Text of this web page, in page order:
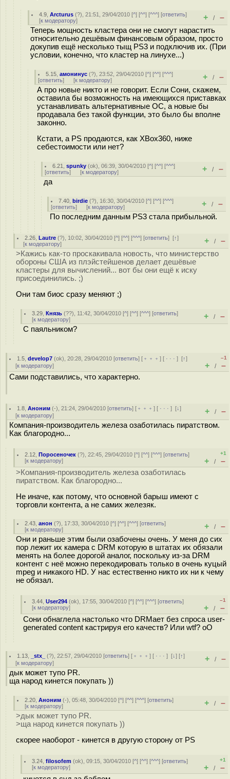
4.9 ,Arcturus (?), 21:51, 29/04/2010 [^] [^^] [^^^] [ответить]
[к модератору] + / –
Теперь мощность кластера они не смогут нарастить
относительно дешёвым финансовым образом, просто
докупив ещё несколько тыщ PS3 и подключив их. (При
условии, конечно, что кластер на линухе...)
5.15 ,амонинус (?), 23:52, 29/04/2010 [^] [^^] [^^^]
[ответить] [к модератору] + / –
А про новые никто и не говорит. Если Сони, скажем,
оставила бы возможность на имеющихся приставках
устанавливать альтернативные ОС, а новые бы
продавала без такой функции, это было бы вполне
законно.
Кстати, а PS продаются, как XBox360, ниже
себестоимости или нет?
6.21 ,spunky (ok), 06:39, 30/04/2010 [^] [^^] [^^^]
[ответить] [к модератору] + / –
да
7.40 ,birdie (?), 16:30, 30/04/2010 [^] [^^] [^^^]
[ответить] [к модератору] + / –
По последним данным PS3 стала прибыльной.
2.26 ,Lautre (?), 10:02, 30/04/2010 [^] [^^] [^^^] [ответить][↑]
[к модератору] + / –
>Кажись как-то проскакивала новость, что министерство
обороны США из плэйстейшенов делает дешёвые
кластеры для вычислений... вот бы они ещё к иску
присоединились. ;)
Они там биос сразу меняют ;)
3.29 ,Князь (??), 11:42, 30/04/2010 [^] [^^] [^^^] [ответить]
[к модератору] + / –
С паяльником?
1.5 ,develop7 (ok), 20:28, 29/04/2010 [ответить] [ ﹢﹢﹢] [ · · ·][↑]
[к модератору]
–1
+ / –
Сами подставились, что характерно.
1.8 ,Аноним (-), 21:24, 29/04/2010 [ответить] [ ﹢﹢﹢] [ · · ·][↓]
[к модератору] + / –
Компания-производитель железа озаботилась пиратством.
Как благородно...
2.12 ,Поросеночек (?), 22:45, 29/04/2010 [^] [^^] [^^^] [ответить]
[к модератору]
+1
+ / –
>Компания-производитель железа озаботилась
пиратством. Как благородно...
Не иначе, как потому, что основной барыш имеют с
торговли контента, а не самих железяк.
2.43 ,анон (?), 17:33, 30/04/2010 [^] [^^] [^^^] [ответить]
[к модератору] + / –
Они и раньше этим были озабочены очень. У меня до сих
пор лежит их камера с DRM которую в штатах их обязали
менять на более дорогой аналог, поскольку из-за DRM
контент с неё можно перекодировать только в очень куцый
mpeg и никакого HD. У нас естественно никто их ни к чему
не обязал.
3.44 ,User294 (ok), 17:55, 30/04/2010 [^] [^^] [^^^] [ответить]
[к модератору]
–1
+ / –
Сони обнаглела настолько что DRMает без спроса user-
generated content кастрируя его качеств? Или wtf? oO
1.13 _stx_ (?), 22:57, 29/04/2010 [ответить] [ ﹢﹢﹢] [ · · ·][↓] [↑]
[к модератору] + / –
дык может тупо PR.
ща народ кинется покупать ))
2.20 ,Аноним (-), 05:48, 30/04/2010 [^] [^^] [^^^] [ответить]
[к модератору] + / –
>дык может тупо PR.
>ща народ кинется покупать ))
скорее наоборот - кинется в другую сторону от PS
3.24 ,filosofem (ok), 09:15, 30/04/2010 [^] [^^] [^^^] [ответить]
[к модератору]
+1
+ / –